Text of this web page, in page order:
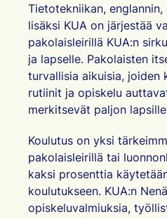
Tietotekniikan,
lisäksi KUA on järjestää
pakolaisleirillä KUA:n
ja lapselle. Pakolaisten
turvallisia aikuisia, joiden
rutiinit ja opiskelu
merkitsevät paljon
Koulutus on yksi
pakolaisleirillä tai
kaksi prosenttia
koulutukseen. KUA:n
opiskeluvalmiuksia,